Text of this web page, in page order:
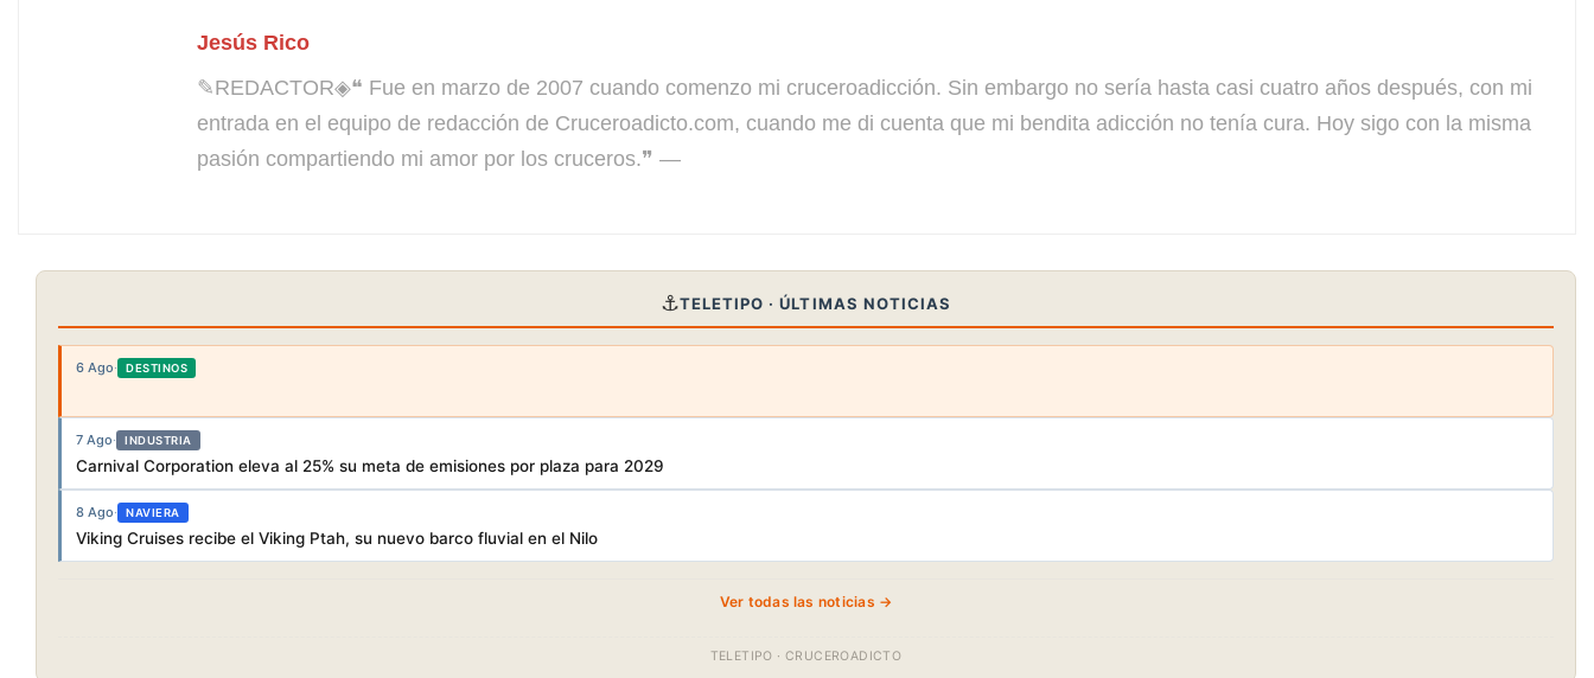
Jesús Rico
✎REDACTOR◈❝ Fue en marzo de 2007 cuando comenzo mi cruceroadicción. Sin embargo no sería hasta casi cuatro años después, con mi
entrada en el equipo de redacción de Cruceroadicto.com, cuando me di cuenta que mi bendita adicción no tenía cura. Hoy sigo con la misma
pasión compartiendo mi amor por los cruceros.❞ —
⚓TELETIPO · ÚLTIMAS NOTICIAS
6 Ago· DESTINOS
7 Ago· INDUSTRIA
Carnival Corporation eleva al 25% su meta de emisiones por plaza para 2029
8 Ago· NAVIERA
Viking Cruises recibe el Viking Ptah, su nuevo barco fluvial en el Nilo
Ver todas las noticias →
TELETIPO · CRUCEROADICTO